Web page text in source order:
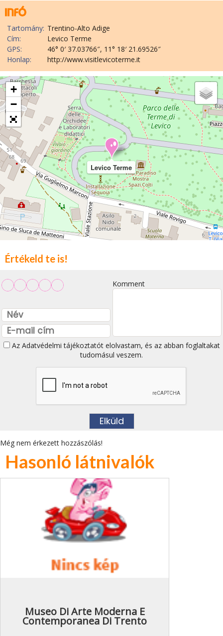
Tartomány: Trentino-Alto Adige
Cím:
Levico Terme
GPS:
46° 0′ 37.03766″, 11° 18′ 21.69526″
Honlap:
http://www.visitlevicoterme.it
Levico Terme
+
−
Értékeld te is!
Komment
Az Adatvédelmi tájékoztatótelolvastam, és az abban foglaltakat
tudomásul veszem.
Még nem érkezett hozzászólás!
Hasonló látnivalók
Museo Di Arte Moderna E
Contemporanea Di Trento